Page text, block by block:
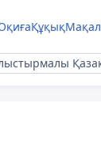
Құқық